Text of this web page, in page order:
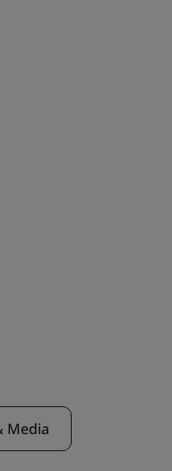
Media